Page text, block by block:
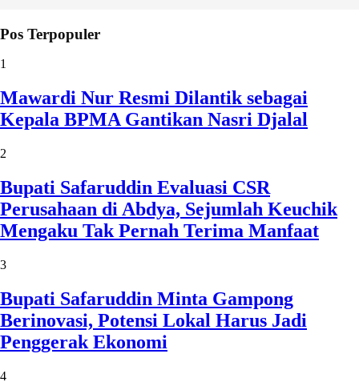
Pos Terpopuler
1
Mawardi Nur Resmi Dilantik sebagai
Kepala BPMA Gantikan Nasri Djalal
2
Bupati Safaruddin Evaluasi CSR
Perusahaan di Abdya, Sejumlah Keuchik
Mengaku Tak Pernah Terima Manfaat
3
Bupati Safaruddin Minta Gampong
Berinovasi, Potensi Lokal Harus Jadi
Penggerak Ekonomi
4